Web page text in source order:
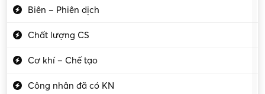
Biên – Phiên dịch
Chất lượng CS
Cơ khí – Chế tạo
Công nhân đã có KN